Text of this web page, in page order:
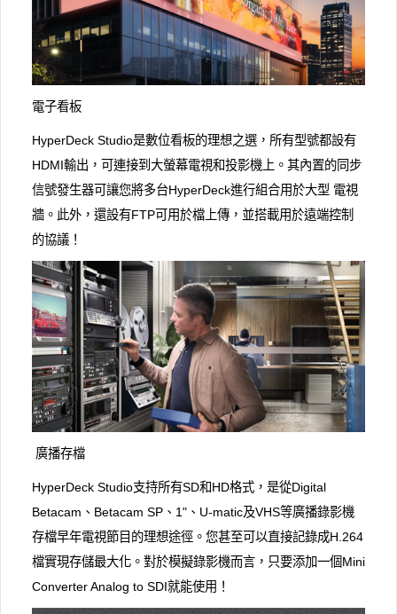
電子看板
HyperDeck Studio是數位看板的理想之選，所有型號都設有
HDMI輸出，可連接到大螢幕電視和投影機上。其內置的同步
信號發生器可讓您將多台HyperDeck進行組合用於大型 電視
牆。此外，還設有FTP可用於檔上傳，並搭載用於遠端控制
的協議！
廣播存檔
HyperDeck Studio支持所有SD和HD格式，是從Digital
Betacam、Betacam SP、1"、U-matic及VHS等廣播錄影機
存檔早年電視節目的理想途徑。您甚至可以直接記錄成H.264
檔實現存儲最大化。對於模擬錄影機而言，只要添加一個Mini
Converter Analog to SDI就能使用！